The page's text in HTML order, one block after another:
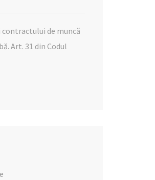
de muncă
Art. 31 din Codul